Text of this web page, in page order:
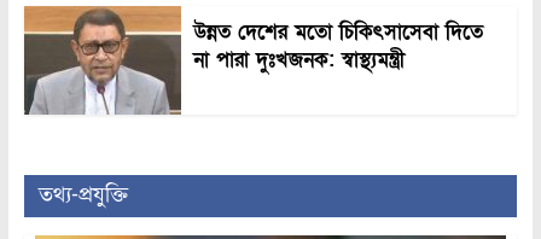
উন্নত দেশের মতো চিকিৎসাসেবা দিতে
না পারা দুঃখজনক: স্বাস্থ্যমন্ত্রী
তথ্য-প্রযুক্তি